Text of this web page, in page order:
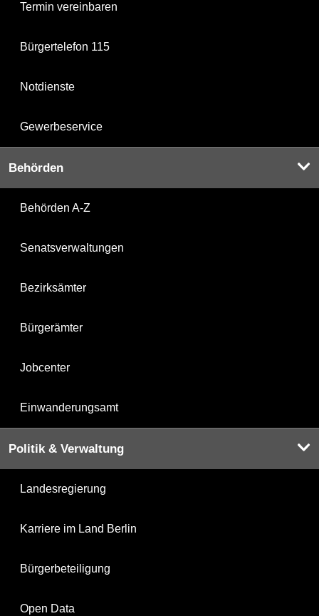
Termin vereinbaren
Bürgertelefon 115
Notdienste
Gewerbeservice
Behörden
Behörden A-Z
Senatsverwaltungen
Bezirksämter
Bürgerämter
Jobcenter
Einwanderungsamt
Politik & Verwaltung
Landesregierung
Karriere im Land Berlin
Bürgerbeteiligung
Open Data